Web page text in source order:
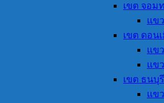
เขต จอม
แข
เขต ดอน
แข
แข
เขต ธนบุรี
แข